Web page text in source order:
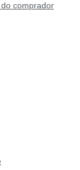
comprador